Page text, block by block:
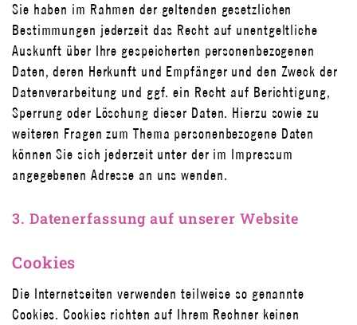
Sie haben im Rahmen der geltenden gesetzlichen
Bestimmungen jederzeit das Recht auf unentgeltliche
Auskunft über Ihre gespeicherten personenbezogenen
Daten, deren Herkunft und Empfänger und den Zweck der
Datenverarbeitung und ggf. ein Recht auf Berichtigung,
Sperrung oder Löschung dieser Daten. Hierzu sowie zu
weiteren Fragen zum Thema personenbezogene Daten
können Sie sich jederzeit unter der im Impressum
angegebenen Adresse an uns wenden.
3. Datenerfassung auf unserer Website
Cookies
Die Internetseiten verwenden teilweise so genannte
Cookies. Cookies richten auf Ihrem Rechner keinen